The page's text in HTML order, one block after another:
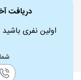
دریافت
اولین نفری